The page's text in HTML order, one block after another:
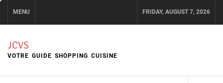
content
MENU FRIDAY, AUGUST 7, 2026
JCVS
VOTRE GUIDE SHOPPING CUISINE